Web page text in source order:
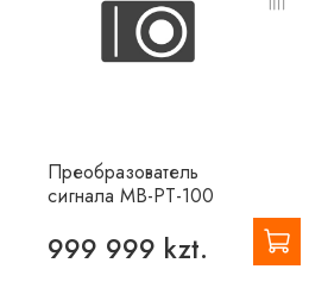
Преобразователь
сигнала MB-PT-100
999 999 kzt.